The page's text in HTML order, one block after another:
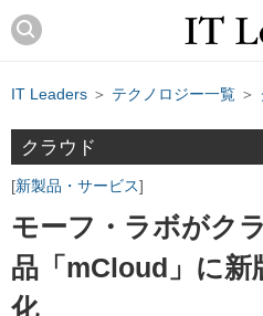
IT Leaders ＞ テクノロジー一覧 ＞
クラウド
新製品・サービス
モーフ・ラボがク
品「mCloud」に新
化